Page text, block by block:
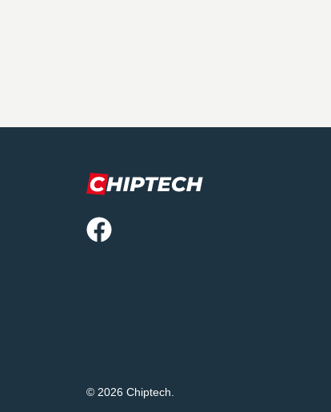
© 2026 Chiptech.